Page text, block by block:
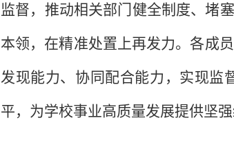
监督，推动相关部门健全制度、
本领，在精准处置上再发力。各成
发现能力、协同配合能力，实现监
平，为学校事业高质量发展提供坚强